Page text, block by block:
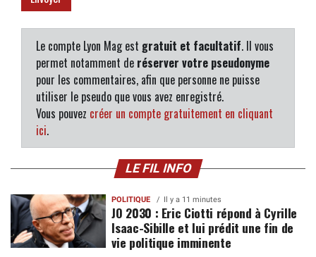
Le compte Lyon Mag est gratuit et facultatif. Il vous
permet notamment de réserver votre pseudonyme
pour les commentaires, afin que personne ne puisse
utiliser le pseudo que vous avez enregistré.
Vous pouvez créer un compte gratuitement en cliquant
ici.
LE FIL INFO
POLITIQUE Il y a 11 minutes
JO 2030 : Eric Ciotti répond à Cyrille
Isaac-Sibille et lui prédit une fin de
vie politique imminente